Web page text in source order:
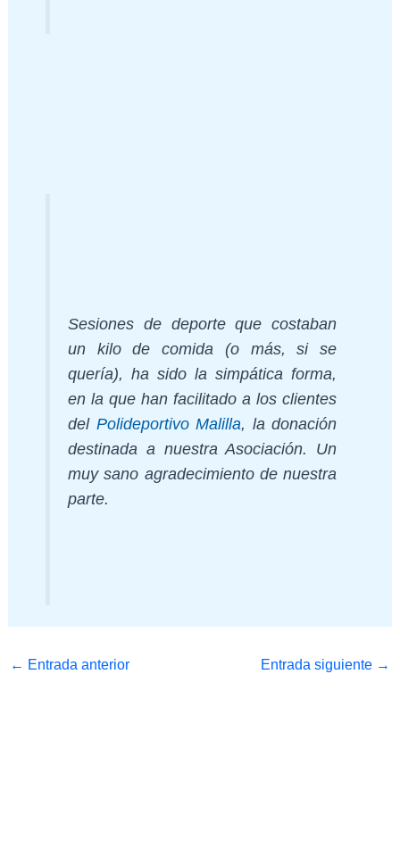
Sesiones de deporte que costaban
un kilo de comida (o más, si se
quería), ha sido la simpática forma,
en la que han facilitado a los clientes
del Polideportivo Malilla, la donación
destinada a nuestra Asociación. Un
muy sano agradecimiento de nuestra
parte.
← Entrada anterior Entrada siguiente →